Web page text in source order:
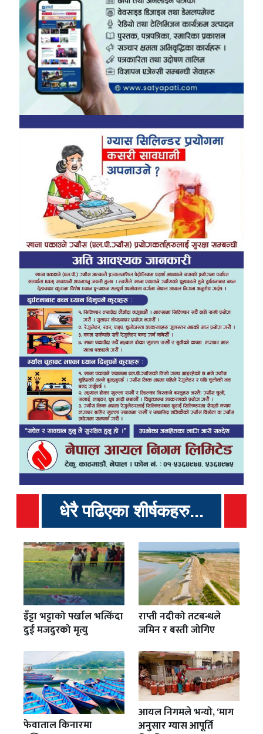
धेरै पढिएका शीर्षकहरु...
इँट्टा भट्टाको पर्खाल भत्किँदा
दुई मजदुरको मृत्यु
राप्ती नदीको तटबन्धले
जमिन र बस्ती जोगिए
फेवाताल किनारमा
आयल निगमले भन्यो, ‘माग
अनुसार ग्यास आपूर्ति